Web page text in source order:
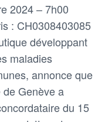
2024 – 7h00
: CH0308403085
développant
maladies
annonce que
de Genève a
du 15